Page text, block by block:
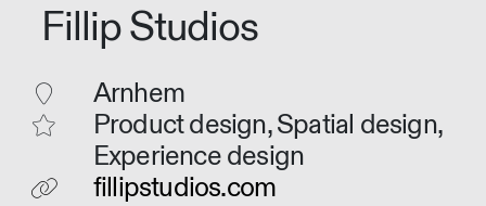
Fillip Studios
Arnhem
Product design, Spatial design,
Experience design
fillipstudios.com